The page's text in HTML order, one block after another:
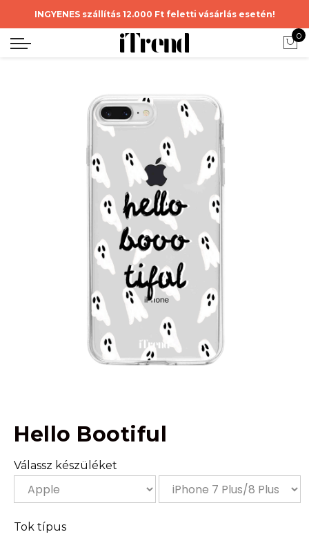
INGYENES szállítás 12.000 Ft feletti vásárlás esetén!
0
Hello Bootiful
Válassz készüléket
Tok típus